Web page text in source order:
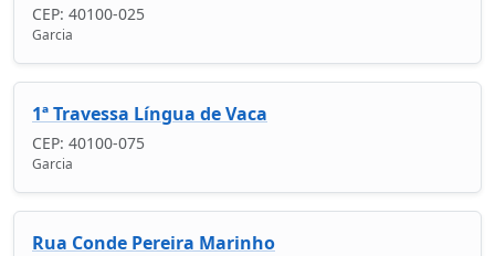
CEP: 40100-025
Garcia
1ª Travessa Língua de Vaca
CEP: 40100-075
Garcia
Rua Conde Pereira Marinho